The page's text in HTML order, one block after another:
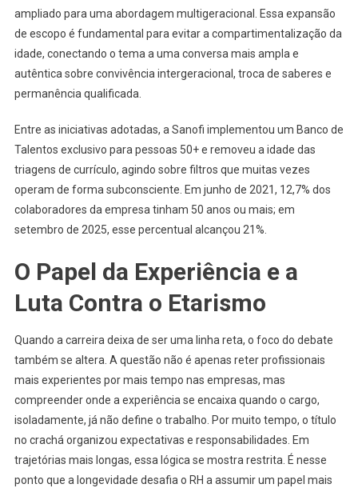
ampliado para uma abordagem multigeracional. Essa expansão
de escopo é fundamental para evitar a compartimentalização da
idade, conectando o tema a uma conversa mais ampla e
autêntica sobre convivência intergeracional, troca de saberes e
permanência qualificada.
Entre as iniciativas adotadas, a Sanofi implementou um Banco de
Talentos exclusivo para pessoas 50+ e removeu a idade das
triagens de currículo, agindo sobre filtros que muitas vezes
operam de forma subconsciente. Em junho de 2021, 12,7% dos
colaboradores da empresa tinham 50 anos ou mais; em
setembro de 2025, esse percentual alcançou 21%.
O Papel da Experiência e a
Luta Contra o Etarismo
Quando a carreira deixa de ser uma linha reta, o foco do debate
também se altera. A questão não é apenas reter profissionais
mais experientes por mais tempo nas empresas, mas
compreender onde a experiência se encaixa quando o cargo,
isoladamente, já não define o trabalho. Por muito tempo, o título
no crachá organizou expectativas e responsabilidades. Em
trajetórias mais longas, essa lógica se mostra restrita. É nesse
ponto que a longevidade desafia o RH a assumir um papel mais